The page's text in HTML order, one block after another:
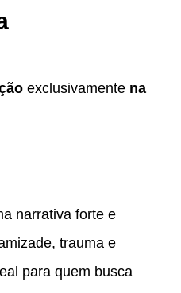
exclusivamente na
narrativa forte e
trauma e
para quem busca